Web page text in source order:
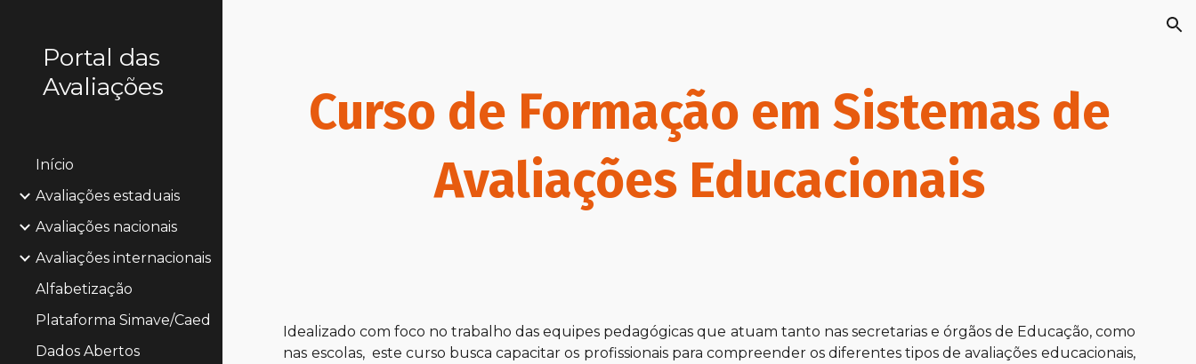
Portal das
Avaliações
Início
Avaliações estaduais
Avaliações nacionais
Avaliações internacionais
Alfabetização
Plataforma Simave/Caed
Dados Abertos
Curso de Formação em Sistemas de
Avaliações Educacionais
Idealizado com foco no trabalho das equipes pedagógicas que atuam tanto nas secretarias e órgãos de Educação, como
nas escolas, este curso busca capacitar os profissionais para compreender os diferentes tipos de avaliações educacionais,